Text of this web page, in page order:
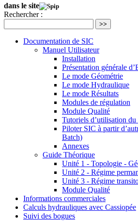
dans le site
Rechercher :
>>
Documentation de SIC
Manuel Utilisateur
Installation
Présentation générale
Le mode Géométrie
Le mode Hydraulique
Le mode Résultats
Modules de régulation
Module Qualité
Tutoriels d’utilisation
Piloter SIC à partir
Batch)
Annexes
Guide Théorique
Unité 1 - Topologie -
Unité 2 - Régime
Unité 3 - Régime
Module Qualité
Informations commerciales
Calculs hydrauliques avec Cassiopée
Suivi des bogues